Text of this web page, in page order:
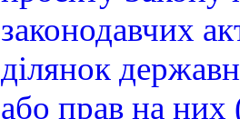
законодавчих
ділянок
або прав на них